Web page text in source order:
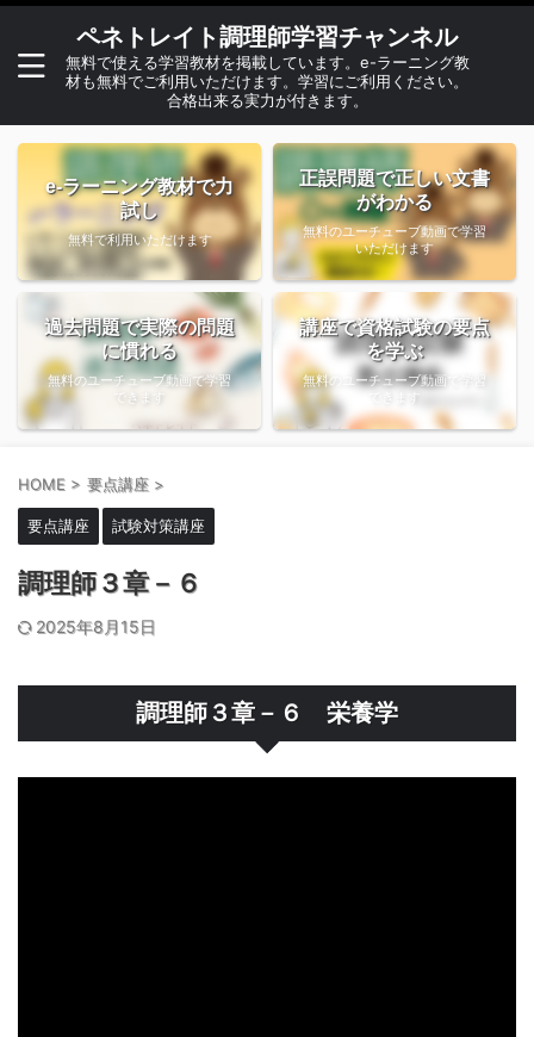
ペネトレイト調理師学習チャンネル
無料で使える学習教材を掲載しています。e-ラーニング教
材も無料でご利用いただけます。学習にご利用ください。
合格出来る実力が付きます。
e-ラーニング教材で力
試し
無料で利用いただけます
正誤問題で正しい文書
がわかる
無料のユーチューブ動画で学習
いただけます
過去問題で実際の問題
に慣れる
無料のユーチューブ動画で学習
できます
講座で資格試験の要点
を学ぶ
無料のユーチューブ動画で学習
HOME > 要点講座 >
要点講座 試験対策講座
調理師３章－６
2025年8月15日
調理師３章－６ 栄養学